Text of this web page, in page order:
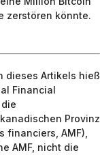
zerstören könnte.
dieses Artikels hieß
Financial
Provinz
financiers, AMF),
AMF, nicht die